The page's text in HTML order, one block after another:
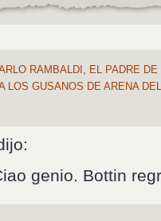
RAMBALDI, EL PADRE
LOS GUSANOS DE ARENA
genio. Bottin